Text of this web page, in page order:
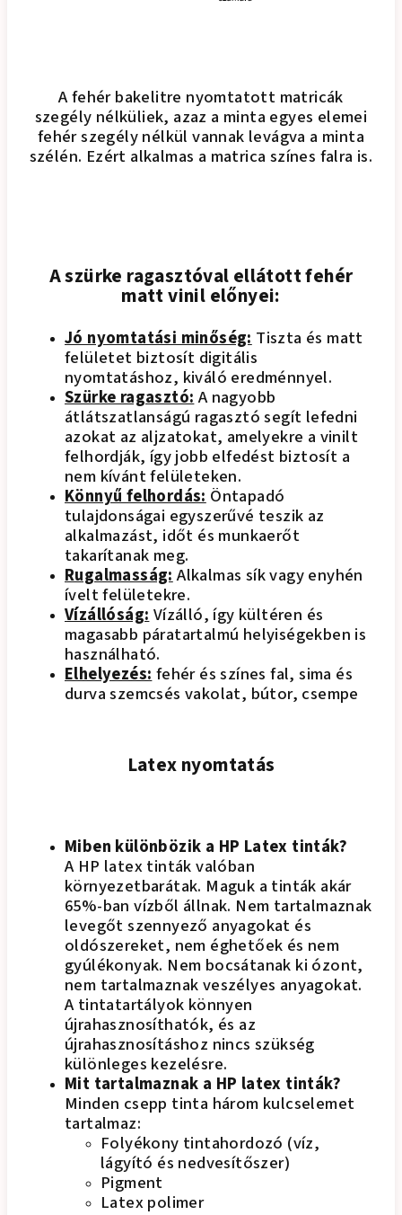
A fehér bakelitre nyomtatott matricák
szegély nélküliek, azaz a minta egyes elemei
fehér szegély nélkül vannak levágva a minta
szélén. Ezért alkalmas a matrica színes falra is.
A szürke ragasztóval ellátott fehér
matt vinil előnyei:
Jó nyomtatási minőség: Tiszta és matt
felületet biztosít digitális
nyomtatáshoz, kiváló eredménnyel.
Szürke ragasztó:A nagyobb
átlátszatlanságú ragasztó segít lefedni
azokat az aljzatokat, amelyekre a vinilt
felhordják, így jobb elfedést biztosít a
nem kívánt felületeken.
Könnyű felhordás: Öntapadó
tulajdonságai egyszerűvé teszik az
alkalmazást, időt és munkaerőt
takarítanak meg.
Rugalmasság:Alkalmas sík vagy enyhén
ívelt felületekre.
Vízállóság: Vízálló, így kültéren és
magasabb páratartalmú helyiségekben is
használható.
Elhelyezés: fehér és színes fal, sima és
durva szemcsés vakolat, bútor, csempe
Latex nyomtatás
Miben különbözik a HP Latex tinták?
A HP latex tinták valóban
környezetbarátak. Maguk a tinták akár
65%-ban vízből állnak. Nem tartalmaznak
levegőt szennyező anyagokat és
oldószereket, nem éghetőek és nem
gyúlékonyak. Nem bocsátanak ki ózont,
nem tartalmaznak veszélyes anyagokat.
A tintatartályok könnyen
újrahasznosíthatók, és az
újrahasznosításhoz nincs szükség
különleges kezelésre.
Mit tartalmaznak a HP latex tinták?
Minden csepp tinta három kulcselemet
tartalmaz:
Folyékony tintahordozó (víz,
lágyító és nedvesítőszer)
Pigment
Latex polimer